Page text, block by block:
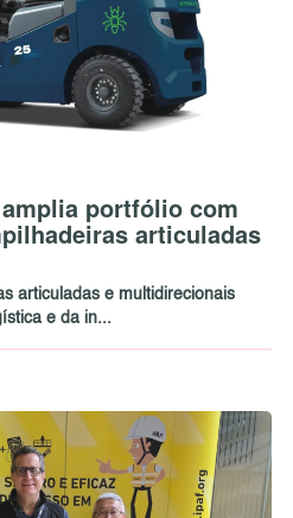
portfólio com
articuladas
articuladas e multidirecionais
e da in...